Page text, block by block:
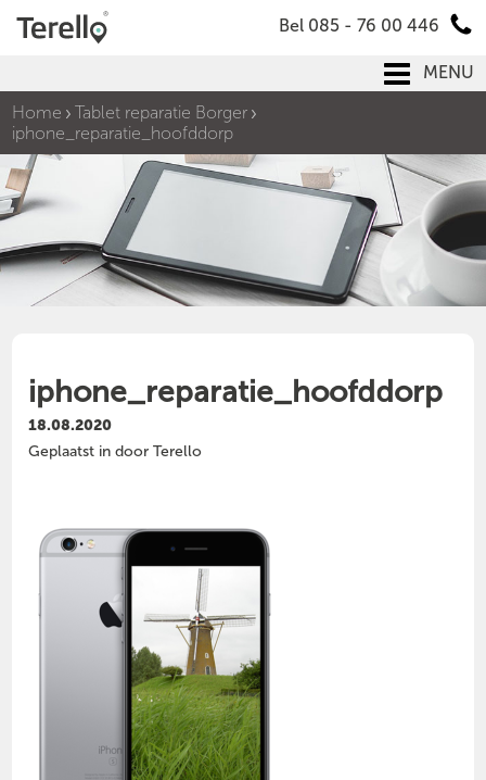
Bel 085 - 76 00 446
MENU
Home
Tablet reparatie Borger
iphone_reparatie_hoofddorp
iphone_reparatie_hoofddorp
18.08.2020
Geplaatst in door Terello